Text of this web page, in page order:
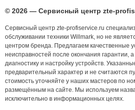
© 2026 — Сервисный центр zte-
Сервисный центр zte-profiservice.ru
обслуживании техники Willmark, но не
центром бренда. Предлагаем качественные
неисправностей после окончания гарантии,
диагностику и настройку устройств.
предварительный характер и не считаются
стоимость уточняйте у наших мастеров по
размещённым на сайте. Мы используем
исключительно в информационных целях.